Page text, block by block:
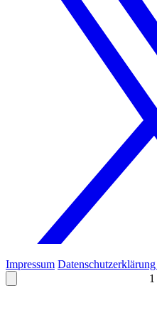
1
Impressum Datenschutzerklärung